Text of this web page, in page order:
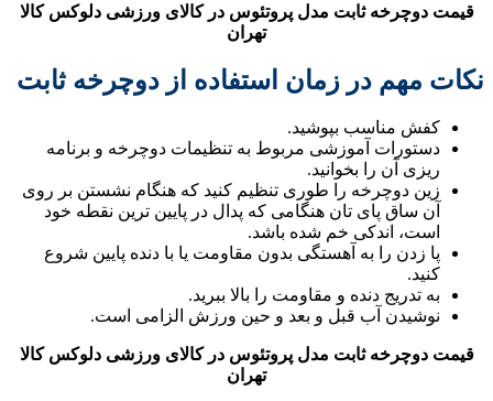
قیمت دوچرخه ثابت مدل پروتئوس در کالای ورزشی دلوکس کالا
تهران
نکات مهم در زمان استفاده از دوچرخه ثابت
کفش مناسب بپوشید.
دستورات آموزشی مربوط به تنظیمات دوچرخه و برنامه
ریزی آن را بخوانید.
زین دوچرخه را طوری تنظیم کنید که هنگام نشستن بر روی
آن ساق پای‌ تان هنگامی که پدال در پایین ‌ترین نقطه خود
است، اندکی خم شده باشد.
پا زدن را به آهستگی بدون مقاومت یا با دنده پایین شروع
کنید.
به تدریج دنده و مقاومت را بالا ببرید.
نوشیدن آب قبل و بعد و حین ورزش الزامی است.
قیمت دوچرخه ثابت مدل پروتئوس در کالای ورزشی دلوکس کالا
تهران